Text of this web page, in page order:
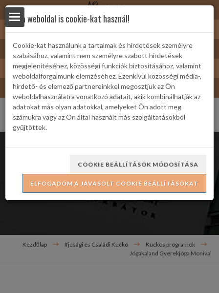
Nyírbátor
Nyírbátor/Barát kártya
Turizmus
Bátor Televízió
Jógakaland Gyerekjóga Monival
Kezdőlap Ifjúsági és Családi Kuckó
Kuckós programok
Jógakaland Gyerekjóga Monival
Ez a weboldal is cookie-kat használ!
Cookie-kat használunk a tartalmak és hirdetések személyre
szabásához, valamint nem személyre szabott hirdetések
megjelenítéséhez, közösségi funkciók biztosításához, valamint
weboldalforgalmunk elemzéséhez. Ezenkívül közösségi média-,
hirdető- és elemező partnereinkkel megosztjuk az Ön
weboldalhasználatra vonatkozó adatait, akik kombinálhatják az
adatokat más olyan adatokkal, amelyeket Ön adott meg
számukra vagy az Ön által használt más szolgáltatásokból
gyűjtöttek.
COOKIE BEÁLLÍTÁSOK MÓDOSÍTÁSA
ELFOGADOM A JAVASOLT COOKIE BEÁLLÍTÁSOKAT